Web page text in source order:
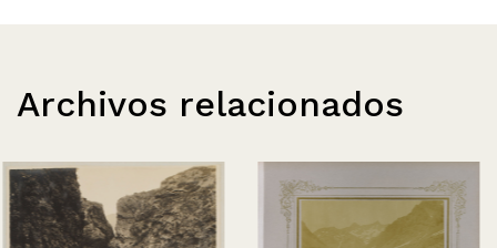
Archivos relacionados